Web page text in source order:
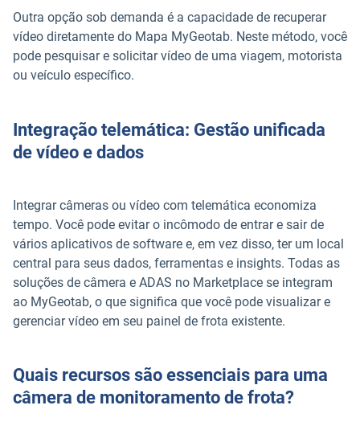
Outra opção sob demanda é a capacidade de recuperar
vídeo diretamente do Mapa MyGeotab. Neste método, você
pode pesquisar e solicitar vídeo de uma viagem, motorista
ou veículo específico.
Integração telemática: Gestão unificada
de vídeo e dados
Integrar câmeras ou vídeo com telemática economiza
tempo. Você pode evitar o incômodo de entrar e sair de
vários aplicativos de software e, em vez disso, ter um local
central para seus dados, ferramentas e insights. Todas as
soluções de câmera e ADAS no Marketplace se integram
ao MyGeotab, o que significa que você pode visualizar e
gerenciar vídeo em seu painel de frota existente.
Quais recursos são essenciais para uma
câmera de monitoramento de frota?